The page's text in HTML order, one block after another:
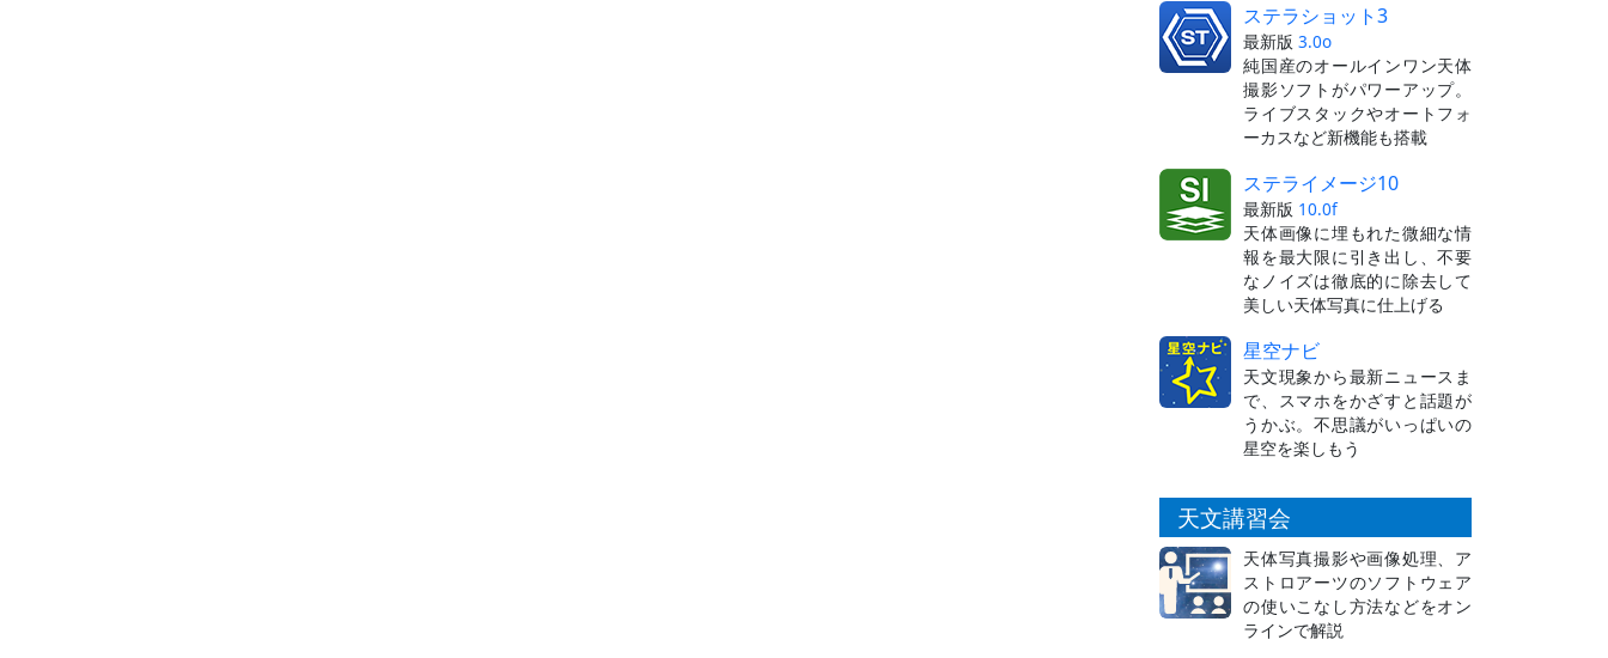
ステラショット3
最新版 3.0o
純国産のオールインワン天体
撮影ソフトがパワーアップ。
ライブスタックやオートフォ
ーカスなど新機能も搭載
ステライメージ10
最新版 10.0f
天体画像に埋もれた微細な情
報を最大限に引き出し、不要
なノイズは徹底的に除去して
美しい天体写真に仕上げる
星空ナビ
天文現象から最新ニュースま
で、スマホをかざすと話題が
うかぶ。不思議がいっぱいの
星空を楽しもう
天文講習会
天体写真撮影や画像処理、ア
ストロアーツのソフトウェア
の使いこなし方法などをオン
ラインで解説